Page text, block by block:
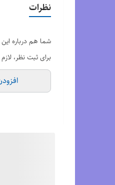
وضعیت کارکرد
نظرات
شما هم درباره
برای ثبت نظر،